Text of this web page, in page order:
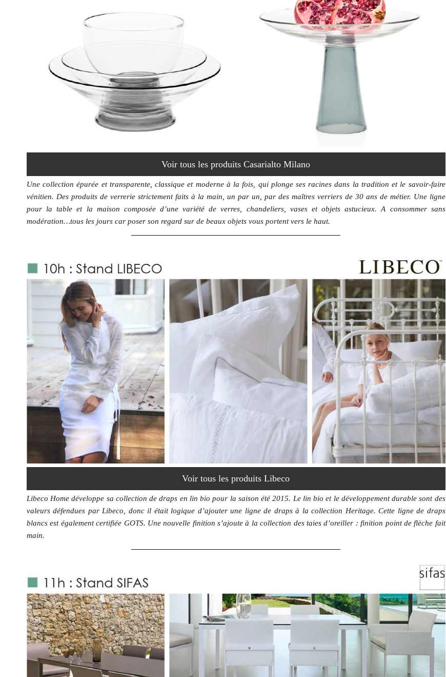
Voir tous les produits Casarialto Milano
Une collection épurée et transparente, classique et moderne à la fois, qui plonge ses racines dans la tradition et le savoir-faire
vénitien. Des produits de verrerie strictement faits à la main, un par un, par des maîtres verriers de 30 ans de métier. Une ligne
pour la table et la maison composée d’une variété de verres, chandeliers, vases et objets astucieux. A consommer sans
modération…tous les jours car poser son regard sur de beaux objets vous portent vers le haut.
Voir tous les produits Libeco
Libeco Home développe sa collection de draps en lin bio pour la saison été 2015. Le lin bio et le développement durable sont des
valeurs défendues par Libeco, donc il était logique d’ajouter une ligne de draps à la collection Heritage. Cette ligne de draps
blancs est également certifiée GOTS. Une nouvelle finition s’ajoute à la collection des taies d’oreiller : finition point de flèche fait
main.